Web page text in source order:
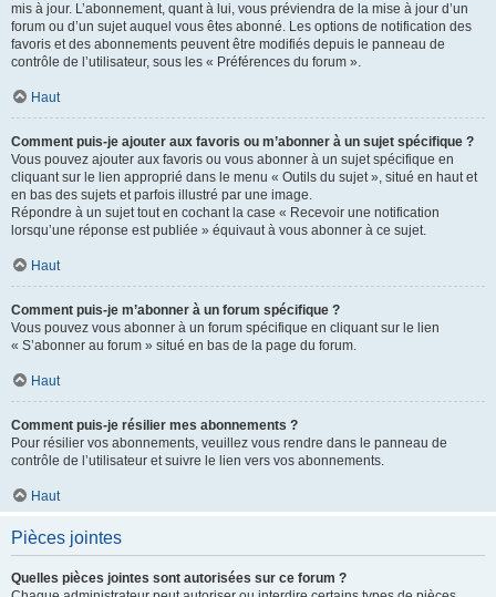
mis à jour. L’abonnement, quant à lui, vous préviendra de la mise à jour d’un
forum ou d’un sujet auquel vous êtes abonné. Les options de notification des
favoris et des abonnements peuvent être modifiés depuis le panneau de
contrôle de l’utilisateur, sous les « Préférences du forum ».
Haut
Comment puis-je ajouter aux favoris ou m’abonner à un sujet spécifique ?
Vous pouvez ajouter aux favoris ou vous abonner à un sujet spécifique en
cliquant sur le lien approprié dans le menu « Outils du sujet », situé en haut et
en bas des sujets et parfois illustré par une image.
Répondre à un sujet tout en cochant la case « Recevoir une notification
lorsqu’une réponse est publiée » équivaut à vous abonner à ce sujet.
Haut
Comment puis-je m’abonner à un forum spécifique ?
Vous pouvez vous abonner à un forum spécifique en cliquant sur le lien
« S’abonner au forum » situé en bas de la page du forum.
Haut
Comment puis-je résilier mes abonnements ?
Pour résilier vos abonnements, veuillez vous rendre dans le panneau de
contrôle de l’utilisateur et suivre le lien vers vos abonnements.
Haut
Pièces jointes
Quelles pièces jointes sont autorisées sur ce forum ?